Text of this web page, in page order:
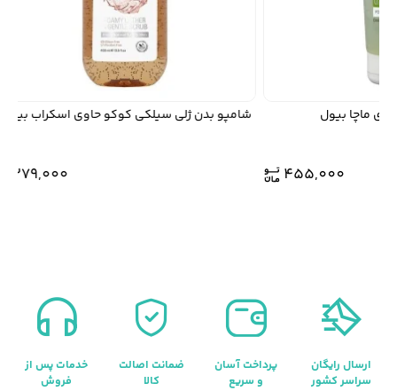
ماچا بیول
455,000
شامپو بدن ژلی سیلکی کوکو حاوی اسکراب بیول
379,000
ارسال رایگان
سراسر کشور
پرداخت آسان
و سریع
ضمانت اصالت
کالا
خدمات پس از
فروش